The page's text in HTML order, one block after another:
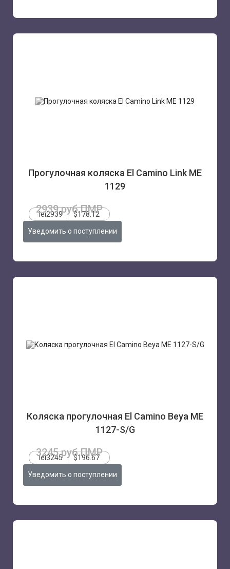
Прогулочная коляска El Camino Link ME
1129
2939 руб.ПМР
lei2939 $178.12
Уведомить о поступлении
Коляска прогулочная El Camino Beya ME
1127-S/G
3245 руб.ПМР
lei3245 $196.67
Уведомить о поступлении